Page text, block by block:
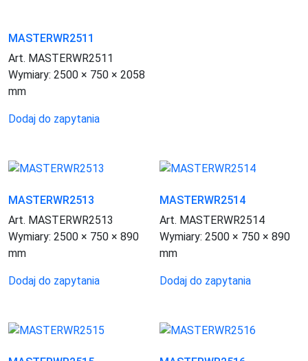
MASTERWR2511
Art. MASTERWR2511
Wymiary: 2500 × 750 × 2058
mm
Dodaj do zapytania
MASTERWR2513
Art. MASTERWR2513
Wymiary: 2500 × 750 × 890
mm
Dodaj do zapytania
MASTERWR2514
Art. MASTERWR2514
Wymiary:2500 × 750 × 890
mm
Dodaj do zapytania